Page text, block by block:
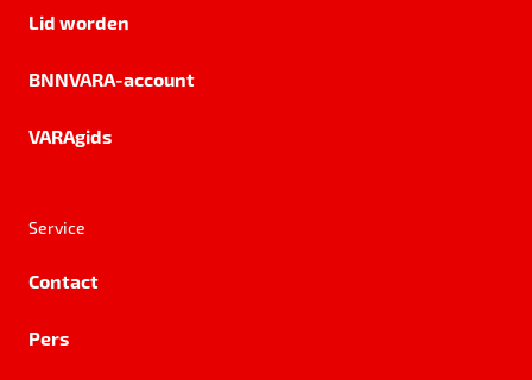
Lid worden
BNNVARA-account
VARAgids
Service
Contact
Pers